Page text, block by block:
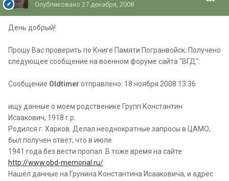
Опубликовано 27 декабря, 2008
День добрый!
Прошу Вас проверить по Книге Памяти Погранвойск. Получено
следующее сообщение на военном форуме сайта "ВГД":
Сообщение Oldtimer отправлено: 18 ноября 2008 13:36
ищу данные о моем родственике Групп Константин
Исаакович, 1918 г.р.
Родился г. Харков. Делал неоднократные запросы в ЦАМО,
был получен ответ, что в июле
1941 года без вести пропал. В тоже время на сайте
http://www.obd-memorial.ru/
Нашел данные на Грунина Константина Исааковича, и адрес